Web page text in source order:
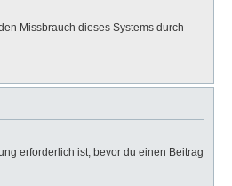
Missbrauch dieses Systems durch
erforderlich ist, bevor du einen Beitrag